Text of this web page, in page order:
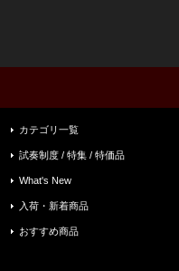
カテゴリ一覧
試奏制度 / 特集 / 特価品
What's New
入荷・新着商品
おすすめ商品